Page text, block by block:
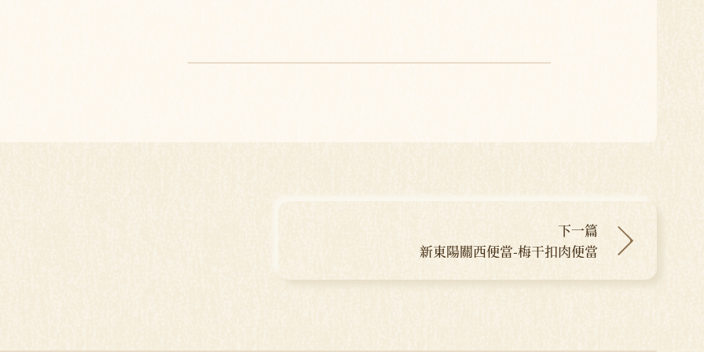
下一篇
新東陽關西便當-梅干扣肉便當